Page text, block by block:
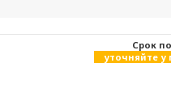
Cрок
уточняйте